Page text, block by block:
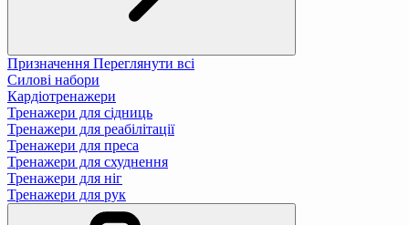
Призначення Переглянути всі
Силові набори
Кардіотренажери
Тренажери для сідниць
Тренажери для реабілітації
Тренажери для преса
Тренажери для схуднення
Тренажери для ніг
Тренажери для рук